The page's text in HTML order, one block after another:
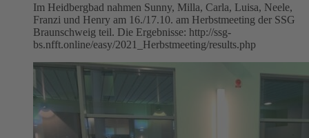
Im Heidbergbad nahmen Sunny, Milla, Carla, Luisa, Neele,
Franzi und Henry am 16./17.10. am Herbstmeeting der SSG
Braunschweig teil. Die Ergebnisse: http://ssg-
bs.nfft.online/easy/2021_Herbstmeeting/results.php